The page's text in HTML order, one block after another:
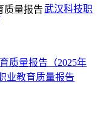
武汉科技职
质量报告（2025年
业教育质量报告